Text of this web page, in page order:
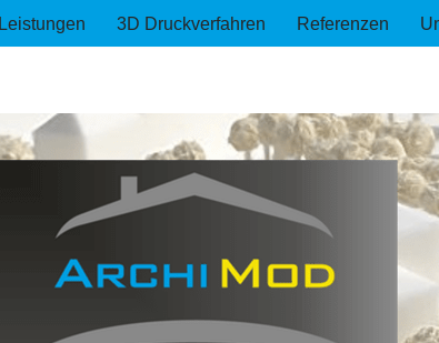
Leistungen 3D Druckverfahren Referenzen